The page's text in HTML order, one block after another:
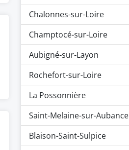
Chalonnes-sur-Loire
Champtocé-sur-Loire
Aubigné-sur-Layon
Rochefort-sur-Loire
La Possonnière
Saint-Melaine-sur-Aubance
Blaison-Saint-Sulpice